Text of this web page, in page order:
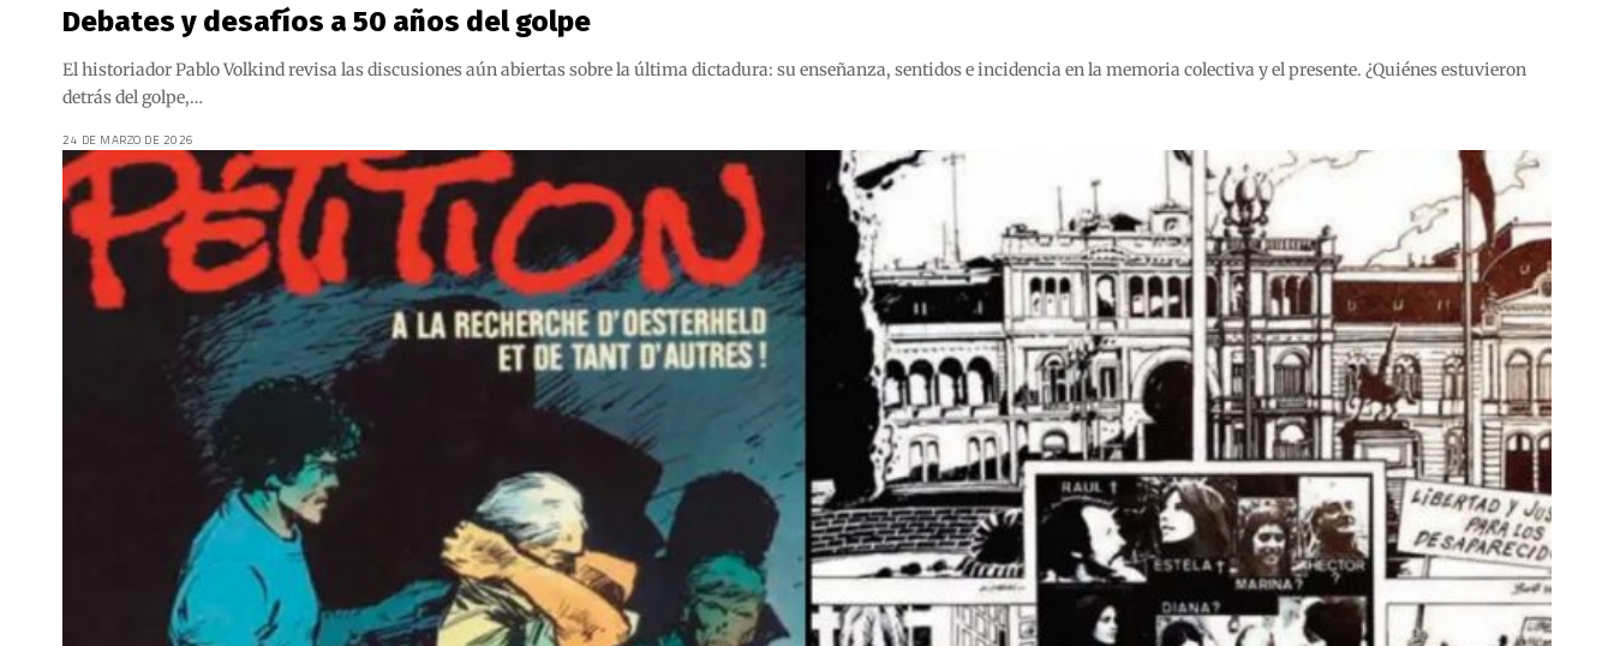
Debates y desafíos a 50 años del golpe
El historiador Pablo Volkind revisa las discusiones aún abiertas sobre la última dictadura: su enseñanza, sentidos e incidencia en la memoria colectiva y el presente. ¿Quiénes estuvieron
detrás del golpe,…
24 DE MARZO DE 2026